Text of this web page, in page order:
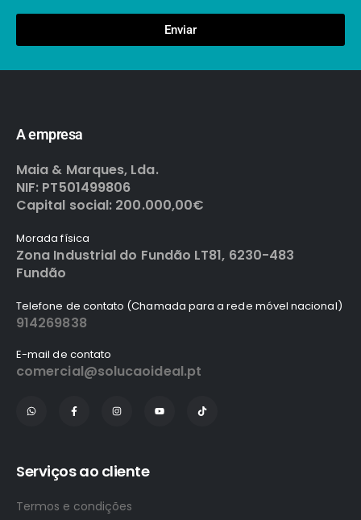
Enviar
A empresa
Maia & Marques, Lda.
NIF: PT501499806
Capital social: 200.000,00€
Morada física
Zona Industrial do Fundão LT81, 6230-483
Fundão
Telefone de contato (Chamada para a rede móvel nacional)
914269838
E-mail de contato
comercial@solucaoideal.pt
Serviços ao cliente
Termos e condições